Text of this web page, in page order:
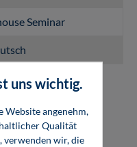
Seminar
uns wichtig.
Website angenehm,
Qualität
verwenden wir, die